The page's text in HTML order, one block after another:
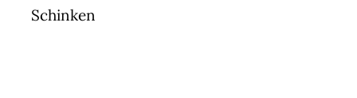
Schinken